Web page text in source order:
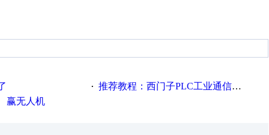
· 推荐教程：西门子PLC工业通信完全精通教程
赢无人机